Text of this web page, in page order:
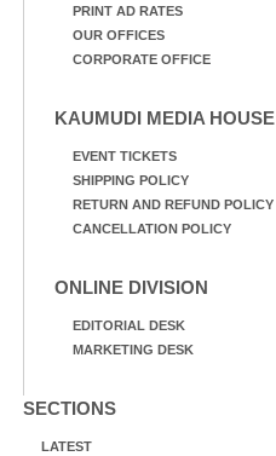
PRINT AD RATES
OUR OFFICES
CORPORATE OFFICE
KAUMUDI MEDIA HOUSE
EVENT TICKETS
SHIPPING POLICY
RETURN AND REFUND POLICY
CANCELLATION POLICY
ONLINE DIVISION
EDITORIAL DESK
MARKETING DESK
SECTIONS
LATEST